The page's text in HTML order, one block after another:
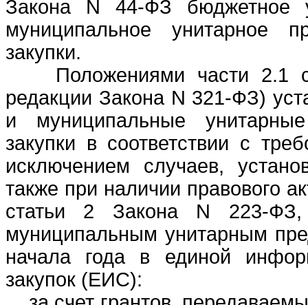
Закона N 44-ФЗ бюджетное
муниципальное унитарное
закупки.
Положениями части 2.1
редакции Закона N 321-ФЗ)
и муниципальные
закупки в соответствии с
исключением случаев,
также при наличии правового
статьи 2 Закона N 223-ФЗ,
муниципальным унитарным
начала года в единой
закупок (ЕИС):